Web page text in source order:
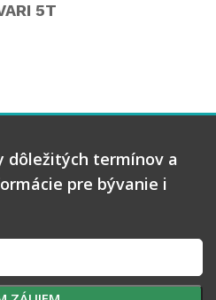
5T
dôležitých termínov a
pre bývanie i